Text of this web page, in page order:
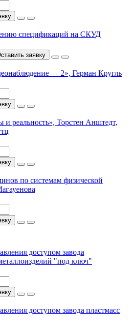
спецификаций на СКУД
заявку
— 2», Герман Кругль
реальность», Торстен Анштедт,
по системам физической
доступом завода
"под ключ"
доступом завода пластмасс